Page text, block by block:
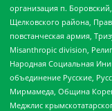
организация п.
Щелковского района,
повстанческая армия,
Misanthropic division,
Народная Социальная
объединение Русские,
Мирмамеда, Община
Меджлис